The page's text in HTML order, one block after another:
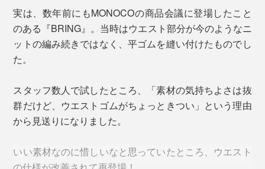
たって不快になることがありません。
よれたくらいで、破れたりはしなかったです。
メディカルキャンプに建てたイグルー（ブロック状にカ
ットした雪を積み上げて作るドーム型簡易住居）の中は
も十分暖かかったです。フードがある分、首元も温まり
ました」
当時は、使用済みのコットン衣類からバイオエタノール
燃料を生成することに挑戦しており、その原料となる使
用済みの衣類を集めるための企画を考えていました。そ
の時に繋がったのが、原体験でもあるハリウッド映画。
2015年には映画公開30周年を記念したイベントを開
催。全国で衣類回収のイベントを実施し、それ等で集ま
った衣類から生まれたバイオエタノール燃料で、車型タ
です（なんと、本国に、直談判して許可を得たそ
う！！）。
実は、数年前にもMONOCOの商品会議に登場したこと
のある『BRING』。当時はウエスト部分が今のようなニ
ットの編み続きではなく、平ゴムを縫い付けたものでし
た。
スタッフ数人で試したところ、「素材の気持ちよさは抜
群だけど、ウエストゴムがちょっときつい」という理由
から見送りになりました。
いい素材なのに惜しいなと思っていたところ、ウエスト